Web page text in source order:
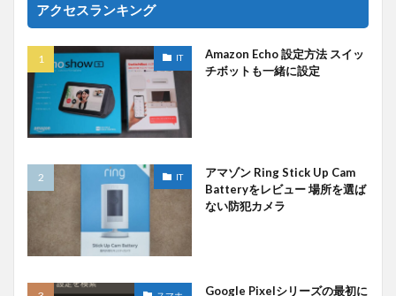
アクセスランキング
IT
Amazon Echo 設定方法 スイッ
チボットも一緒に設定
IT
アマゾン Ring Stick Up Cam
Batteryをレビュー 場所を選ば
ない防犯カメラ
Google Pixelシリーズの最初に